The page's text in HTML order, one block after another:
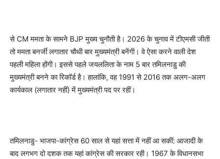
से CM ममता के सामने BJP मुख्य चुनौती है। 2026 के चुनाव में टीएमसी जीती
तो ममता बनर्जी लगातार चौथी बार मुख्यमंत्री बनेंगी। वे ऐसा करने वाली देश
पहली महिला होंगी। इससे पहले जयललिता के नाम 5 बार तमिलनाडु की
मुख्यमंत्री बनने का रिकॉर्ड है। हालांकि, वह 1991 से 2016 तक अलग-अलग
कार्यकाल (लगातार नहीं) में मुख्यमंत्री पद पर रहीं।
तमिलनाडु- भाजपा-कांग्रेस 60 साल से यहां सत्ता में नहीं आ सकीं: आजादी के
बाद लगभग दो दशक तक यहां कांग्रेस की सरकार रही। 1967 के विधानसभा